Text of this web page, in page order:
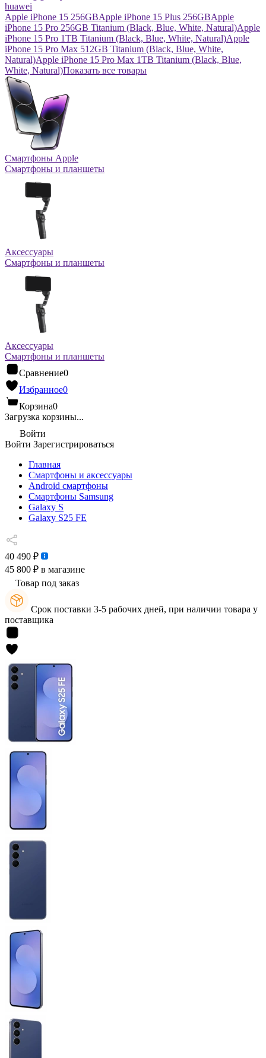
huawei
Apple iPhone 15 256GBApple iPhone 15 Plus 256GBApple
iPhone 15 Pro 256GB Titanium (Black, Blue, White, Natural)Apple
iPhone 15 Pro 1TB Titanium (Black, Blue, White, Natural)Apple
iPhone 15 Pro Max 512GB Titanium (Black, Blue, White,
Natural)Apple iPhone 15 Pro Max 1TB Titanium (Black, Blue,
White, Natural)Показать все товары
Смартфоны Apple
Смартфоны и планшеты
Аксессуары
Смартфоны и планшеты
Аксессуары
Смартфоны и планшеты
Сравнение0
Избранное0
Корзина0
Загрузка корзины...
Войти
Войти Зарегистрироваться
Главная
Смартфоны и аксессуары
Android cмартфоны
Смартфоны Samsung
Galaxy S
Galaxy S25 FE
40 490 ₽
45 800 ₽ в магазине
Товар под заказ
Срок поставки 3-5 рабочих дней, при наличии товара у
поставщика